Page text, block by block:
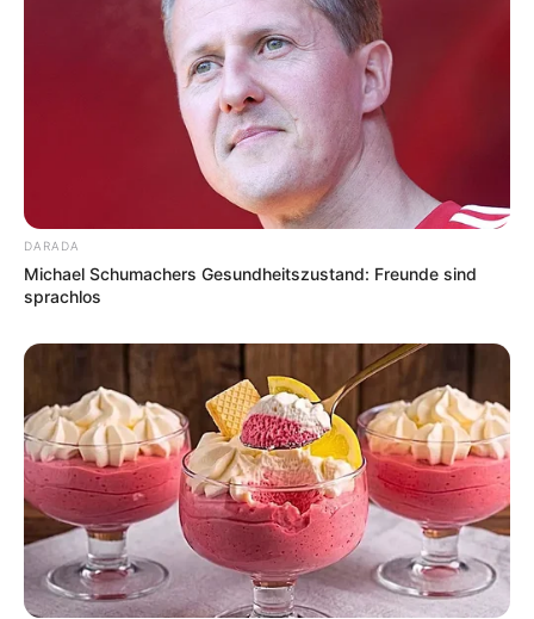
DARADA
Michael Schumachers Gesundheitszustand: Freunde sind
sprachlos